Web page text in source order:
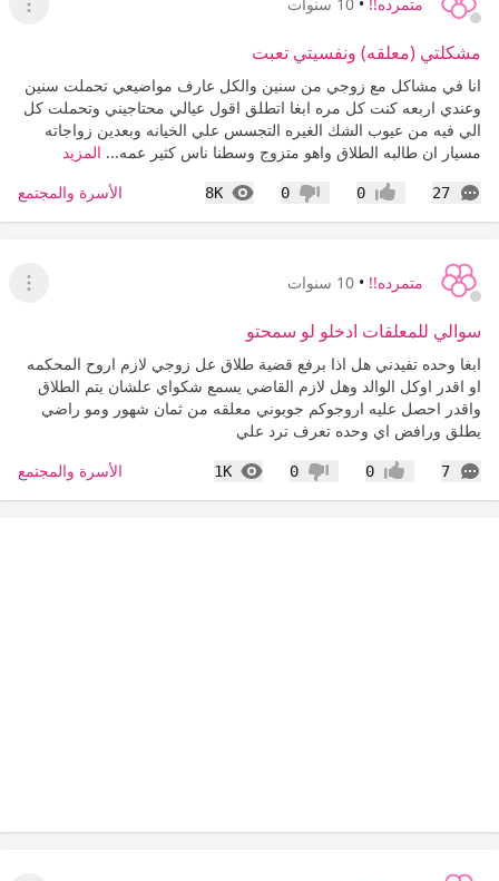
عرض
مشكلتي (معلقه) ونفسيتي تعبت
انا في مشاكل مع زوجي من سنين والكل عارف مواضيعي تحملت سنين
وعندي اربعه كنت كل مره ابغا اتطلق اقول عيالي محتاجيني وتحملت كل
الي فيه من عيوب الشك الغيره التجسس علي الخيانه وبعدين زواجاته
مسيار ان طالبه الطلاق واهو متزوج وسطنا ناس كثير عمه... المزيد
27
التعليقات إعجاب0 عدم إعجاب
0
8K
المشاهدات الأسرة والمجتمع
متمرده!! • 10 سنوات
عرض
سوالي للمعلقات ادخلو لو سمحتو
ابغا وحده تفيدني هل اذا برفع قضية طلاق عل زوجي لازم اروح المحكمه
او اقدر اوكل الوالد وهل لازم القاضي يسمع شكواي علشان يتم الطلاق
واقدر احصل عليه اروجوكم جوبوني معلقه من ثمان شهور ومو راضي
يطلق ورافض اي وحده تعرف ترد علي
7
التعليقات إعجاب0 عدم إعجاب
0
1K
المشاهدات الأسرة والمجتمع